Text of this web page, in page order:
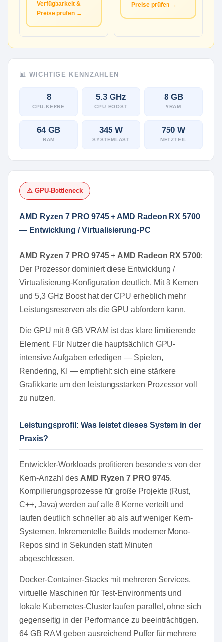
Verfügbarkeit &
Preise prüfen →
Preise prüfen →
📊 WICHTIGE KENNZAHLEN
8
CPU-KERNE
5.3 GHz
CPU BOOST
8 GB
VRAM
64 GB
RAM
345 W
SYSTEMLAST
750 W
NETZTEIL
⚠ GPU-Bottleneck
AMD Ryzen 7 PRO 9745 + AMD Radeon RX 5700
— Entwicklung / Virtualisierung-PC
AMD Ryzen 7 PRO 9745 + AMD Radeon RX 5700:
Der Prozessor dominiert diese Entwicklung /
Virtualisierung-Konfiguration deutlich. Mit 8 Kernen
und 5,3 GHz Boost hat der CPU erheblich mehr
Leistungsreserven als die GPU abfordern kann.
Die GPU mit 8 GB VRAM ist das klare limitierende
Element. Für Nutzer die hauptsächlich GPU-
intensive Aufgaben erledigen — Spielen,
Rendering, KI — empfiehlt sich eine stärkere
Grafikkarte um den leistungsstarken Prozessor voll
zu nutzen.
Leistungsprofil: Was leistet dieses System in der
Praxis?
Entwickler-Workloads profitieren besonders von der
Kern-Anzahl des AMD Ryzen 7 PRO 9745.
Kompilierungsprozesse für große Projekte (Rust,
C++, Java) werden auf alle 8 Kerne verteilt und
laufen deutlich schneller ab als auf weniger Kern-
Systemen. Inkrementelle Builds moderner Mono-
Repos sind in Sekunden statt Minuten
abgeschlossen.
Docker-Container-Stacks mit mehreren Services,
virtuelle Maschinen für Test-Environments und
lokale Kubernetes-Cluster laufen parallel, ohne sich
gegenseitig in der Performance zu beeinträchtigen.
64 GB RAM geben ausreichend Puffer für mehrere